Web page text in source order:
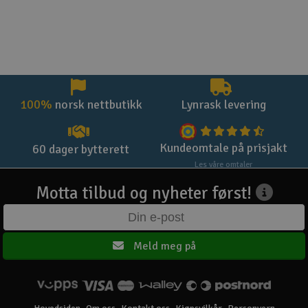
100% norsk nettbutikk Lynrask levering
60 dager bytterett Kundeomtale på prisjakt
Les våre omtaler
Motta tilbud og nyheter først!
Meld meg på